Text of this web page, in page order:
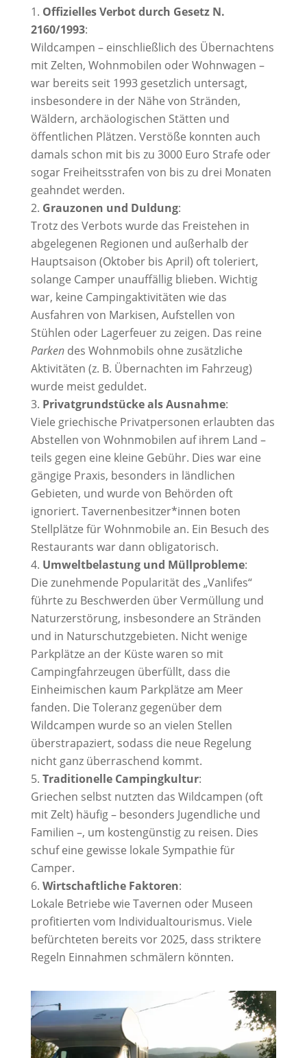
Offizielles Verbot durch Gesetz N.
2160/1993:
Wildcampen – einschließlich des Übernachtens
mit Zelten, Wohnmobilen oder Wohnwagen –
war bereits seit 1993 gesetzlich untersagt,
insbesondere in der Nähe von Stränden,
Wäldern, archäologischen Stätten und
öffentlichen Plätzen. Verstöße konnten auch
damals schon mit bis zu 3000 Euro Strafe oder
sogar Freiheitsstrafen von bis zu drei Monaten
geahndet werden.
Grauzonen und Duldung:
Trotz des Verbots wurde das Freistehen in
abgelegenen Regionen und außerhalb der
Hauptsaison (Oktober bis April) oft toleriert,
solange Camper unauffällig blieben. Wichtig
war, keine Campingaktivitäten wie das
Ausfahren von Markisen, Aufstellen von
Stühlen oder Lagerfeuer zu zeigen. Das reine
Parkendes Wohnmobils ohne zusätzliche
Aktivitäten (z. B. Übernachten im Fahrzeug)
wurde meist geduldet.
Privatgrundstücke als Ausnahme:
Viele griechische Privatpersonen erlaubten das
Abstellen von Wohnmobilen auf ihrem Land –
teils gegen eine kleine Gebühr. Dies war eine
gängige Praxis, besonders in ländlichen
Gebieten, und wurde von Behörden oft
ignoriert. Tavernenbesitzer*innen boten
Stellplätze fürWohnmobile an. Ein Besuch des
Restaurants war dann obligatorisch.
Umweltbelastung und Müllprobleme:
Die zunehmende Popularität des „Vanlifes“
führte zu Beschwerden über Vermüllung und
Naturzerstörung, insbesondere an Stränden
und in Naturschutzgebieten. Nicht wenige
Parkplätze an der Küste waren so mit
Campingfahrzeugen überfüllt, dass die
Einheimischen kaum Parkplätze am Meer
fanden. Die Toleranz gegenüber dem
Wildcampen wurde so an vielen Stellen
überstrapaziert, sodass die neue Regelung
nicht ganz überraschend kommt.
Traditionelle Campingkultur:
Griechen selbst nutzten das Wildcampen (oft
mit Zelt) häufig – besonders Jugendliche und
Familien –, um kostengünstig zu reisen. Dies
schuf eine gewisse lokale Sympathie für
Camper.
Wirtschaftliche Faktoren:
Lokale Betriebe wie Tavernen oder Museen
profitierten vom Individualtourismus. Viele
befürchteten bereits vor 2025, dass striktere
Regeln Einnahmen schmälern könnten.